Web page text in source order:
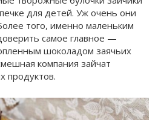
для детей. Уж очень они
того, именно маленьким
самое главное —
шоколадом заячьих
компания зайчат
продуктов.